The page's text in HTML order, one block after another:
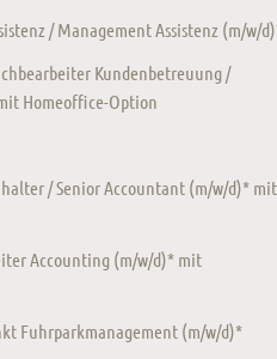
/ Management Assistenz (m/w/
Kundenbetreuung /
Homeoffice-Option
/ Senior Accountant (m/w/d)* mit
Accounting (m/w/d)* mit
Fuhrparkmanagement (m/w/d)*